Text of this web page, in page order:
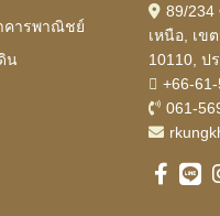
คารพาณิชย์
น
89/234
เหนือ, เข
10110, ป
+66-
061-